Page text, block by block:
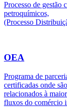
Processo de gestão
petroquímicos,
(Processo
OEA
Programa de
certificadas onde
relacionados à
fluxos do comércio